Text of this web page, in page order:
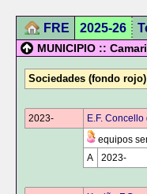
FRE 2025-26
MUNICIPIO ::
Sociedades (fondo
2023-
E.F.
equipos
A
2023-